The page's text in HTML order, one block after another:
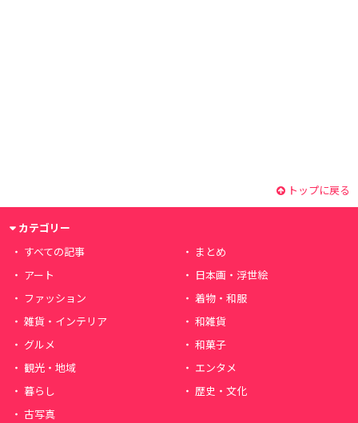
トップに戻る
カテゴリー
すべての記事
まとめ
アート
日本画・浮世絵
ファッション
着物・和服
雑貨・インテリア
和雑貨
グルメ
和菓子
観光・地域
エンタメ
暮らし
歴史・文化
古写真